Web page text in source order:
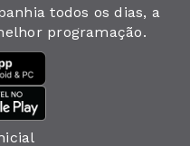
todos os dias, a
programação.